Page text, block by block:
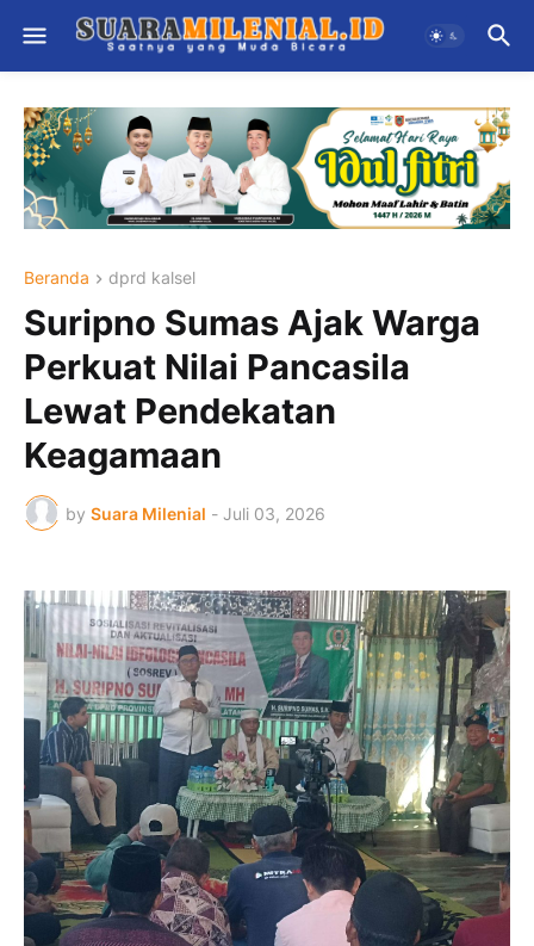
Beranda dprd kalsel
Suripno Sumas Ajak Warga
Perkuat Nilai Pancasila
Lewat Pendekatan
Keagamaan
by Suara Milenial - Juli 03, 2026